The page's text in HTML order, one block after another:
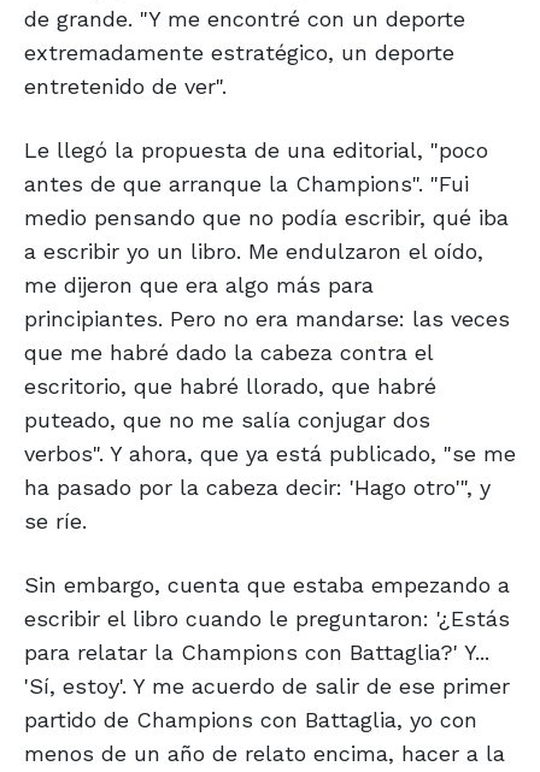
de grande. "Y me encontré con un deporte
extremadamente estratégico, un deporte
entretenido de ver".
Le llegó la propuesta de una editorial, "poco
antes de que arranque la Champions". "Fui
medio pensando que no podía escribir, qué iba
a escribir yo un libro. Me endulzaron el oído,
me dijeron que era algo más para
principiantes. Pero no era mandarse: las veces
que me habré dado la cabeza contra el
escritorio, que habré llorado, que habré
puteado, que no me salía conjugar dos
verbos". Y ahora, que ya está publicado, "se me
ha pasado por la cabeza decir: 'Hago otro'", y
se ríe.
Sin embargo, cuenta que estaba empezando a
escribir el libro cuando le preguntaron: '¿Estás
para relatar la Champions con Battaglia?' Y...
'Sí, estoy'. Y me acuerdo de salir de ese primer
partido de Champions con Battaglia, yo con
menos de un año de relato encima, hacer a la